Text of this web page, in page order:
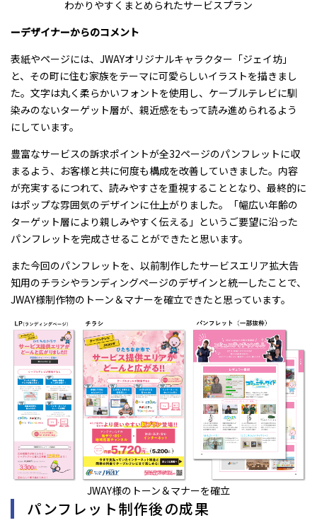
わかりやすくまとめられたサービスプラン
ーデザイナーからのコメント
表紙やページには、JWAYオリジナルキャラクター「ジェイ坊」
と、その町に住む家族をテーマに可愛らしいイラストを描きまし
た。文字は丸く柔らかいフォントを使用し、ケーブルテレビに馴
染みのないターゲット層が、親近感をもって読み進められるよう
にしています。
豊富なサービスの訴求ポイントが全32ページのパンフレットに収
まるよう、お客様と共に何度も構成を改善していきました。内容
が充実するにつれて、読みやすさを重視することとなり、最終的に
はポップな雰囲気のデザインに仕上がりました。「幅広い年齢の
ターゲット層により親しみやすく伝える」というご要望に沿った
パンフレットを完成させることができたと思います。
また今回のパンフレットを、以前制作したサービスエリア拡大告
知用のチラシやランディングページのデザインと統一したことで、
JWAY様制作物のトーン＆マナーを確立できたと思っています。
JWAY様のトーン＆マナーを確立
パンフレット制作後の成果